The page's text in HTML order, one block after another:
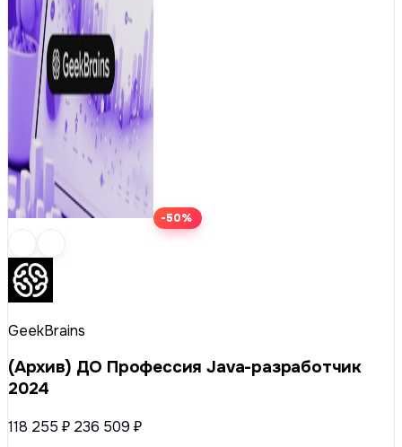
-50%
GeekBrains
(Архив) ДО Профессия Java-разработчик
2024
118 255 ₽ 236 509 ₽